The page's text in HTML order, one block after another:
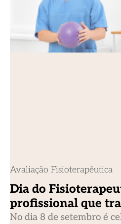
Avaliação Fisioterapêutica
Dia do
profissional que
No dia 8 de setembro é